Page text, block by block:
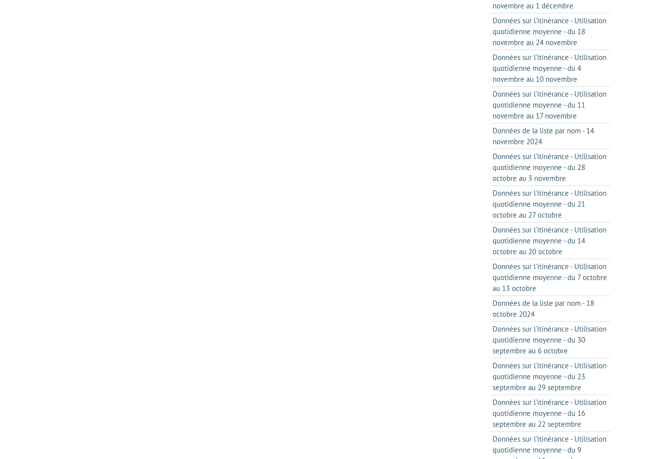
novembre au 1 décembre
Données sur l'itinérance - Utilisation
quotidienne moyenne - du 18
novembre au 24 novembre
Données sur l'itinérance - Utilisation
quotidienne moyenne - du 4
novembre au 10 novembre
Données sur l'itinérance - Utilisation
quotidienne moyenne - du 11
novembre au 17 novembre
Données de la liste par nom - 14
novembre 2024
Données sur l'itinérance - Utilisation
quotidienne moyenne - du 28
octobre au 3 novembre
Données sur l'itinérance - Utilisation
quotidienne moyenne - du 21
octobre au 27 octobre
Données sur l'itinérance - Utilisation
quotidienne moyenne - du 14
octobre au 20 octobre
Données sur l'itinérance - Utilisation
quotidienne moyenne - du 7 octobre
au 13 octobre
Données de la liste par nom - 18
octobre 2024
Données sur l'itinérance - Utilisation
quotidienne moyenne - du 30
septembre au 6 octobre
Données sur l'itinérance - Utilisation
quotidienne moyenne - du 23
septembre au 29 septembre
Données sur l'itinérance - Utilisation
quotidienne moyenne - du 16
septembre au 22 septembre
Données sur l'itinérance - Utilisation
quotidienne moyenne - du 9